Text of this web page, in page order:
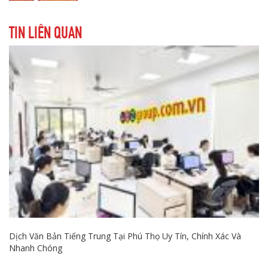
TIN LIÊN QUAN
Dịch Văn Bản Tiếng Trung Tại Phú Thọ Uy Tín, Chính Xác Và
Nhanh Chóng